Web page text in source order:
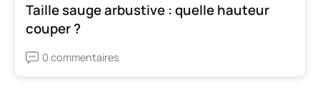
Taille sauge arbustive : quelle hauteur
couper ?
0 commentaires